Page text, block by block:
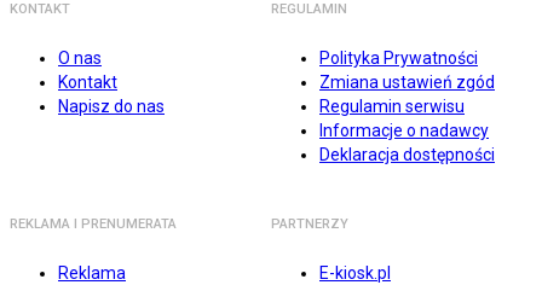
KONTAKT
O nas
Kontakt
Napisz do nas
REGULAMIN
Polityka Prywatności
Zmiana ustawień zgód
Regulamin serwisu
Informacje o nadawcy
Deklaracja dostępności
REKLAMA I PRENUMERATA
Reklama
PARTNERZY
E-kiosk.pl